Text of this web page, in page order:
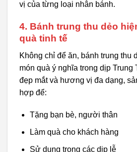
vị của từng loại nhân bánh.
4. Bánh trung thu dẻo
quà tinh tế
Không chỉ để ăn, bánh trung thu
món quà ý nghĩa trong dịp Trung
đẹp mắt và hương vị đa dạng,
hợp để:
Tặng bạn bè, người thân
Làm quà cho khách hàng
Sử dụng trong các dịp lễ